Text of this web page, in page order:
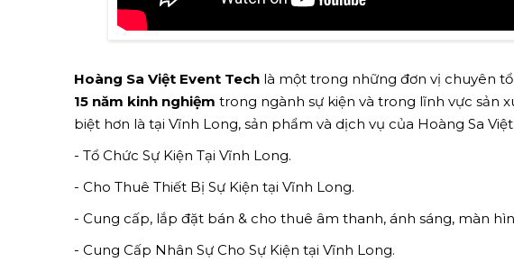
Hoàng Sa Việt Event Tech là một trong những đơn vị chuyên
15 năm kinh nghiệm trong ngành sự kiện và trong lĩnh vực sản
biệt hơn là tại Vĩnh Long, sản phẩm và dịch vụ của Hoàng Sa
- Tổ Chức Sự Kiện Tại Vĩnh Long.
- Cho Thuê Thiết Bị Sự Kiện tại Vĩnh Long.
- Cung cấp, lắp đặt bán & cho thuê âm thanh, ánh sáng, màn
- Cung Cấp Nhân Sự Cho Sự Kiện tại Vĩnh Long.